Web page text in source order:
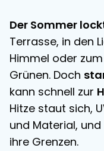
Der Sommer
Terrasse, in den
Himmel oder
Grünen. Doch
kann schnell zur
Hitze staut sich,
und Material,
ihre Grenzen.